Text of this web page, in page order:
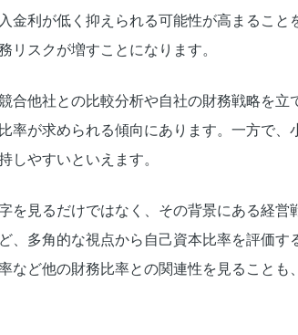
金利が低く抑えられる可能性が高まること
リスクが増すことになります。
合他社との比較分析や自社の財務戦略を立
率が求められる傾向にあります。一方で、
しやすいといえます。
を見るだけではなく、その背景にある経
多角的な視点から自己資本比率を評価す
など他の財務比率との関連性を見ることも